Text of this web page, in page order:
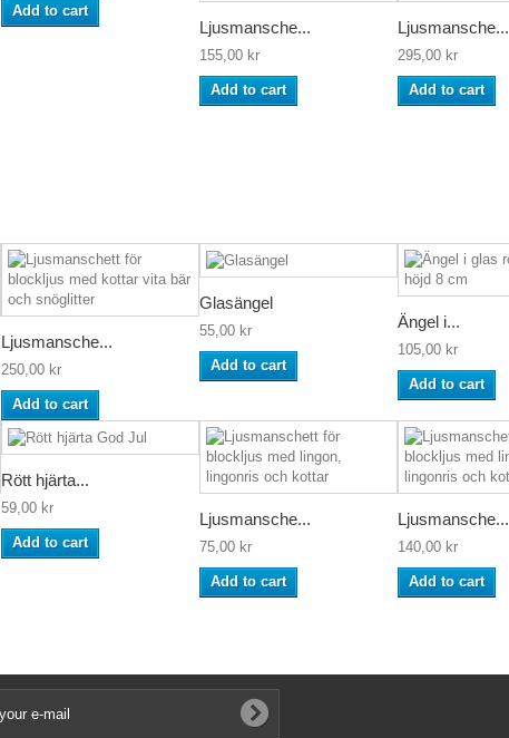
Add to cart
Ljusmansche...
155,00 kr
Add to cart
Ljusmansche...
295,00 kr
Add to cart
Ljusmansche...
250,00 kr
Add to cart
Glasängel
55,00 kr
Add to cart
Ängel i...
105,00 kr
Add to cart
Rött hjärta...
59,00 kr
Add to cart
Ljusmansche...
75,00 kr
Add to cart
Ljusmansche...
140,00 kr
Add to cart